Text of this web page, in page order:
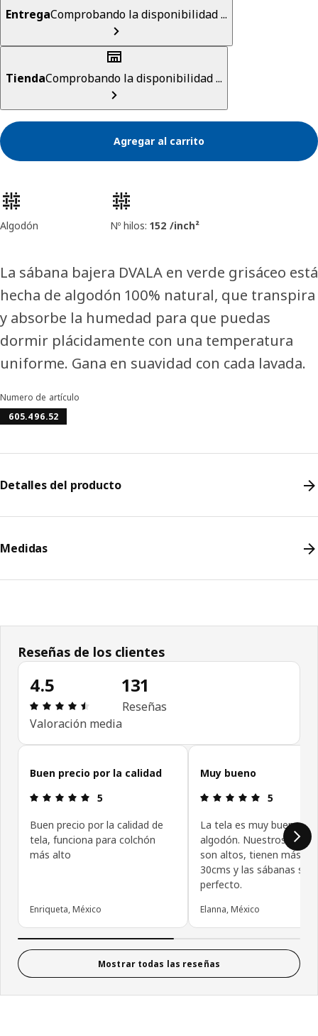
EntregaComprobando la disponibilidad ...
TiendaComprobando la disponibilidad ...
Agregar al carrito
Características del producto
Algodón Nº hilos: 152 /inch²
La sábana bajera DVALA en verde grisáceo está
hecha de algodón 100% natural, que transpira
y absorbe la humedad para que puedas
dormir plácidamente con una temperatura
uniforme. Gana en suavidad con cada lavada.
Numero de artículo
605.496.52
Detalles del producto
Medidas
Reseñas de los clientes
4.5
Revisión: 4.5 fuera de 5 estrellas. Revisiones
Valoración media
131
Reseñas
Omitir reseñas de clientes
Buen precio por la calidad
Revisión: 5 fuera de 5 estrellas.
5
Buen precio por la calidad de
tela, funciona para colchón
más alto
Enriqueta, México
Muy bueno
Revisión:
5
La tela es muy buena. Es
algodón. Nuestros
son altos, tienen más de
30cms y las sábanas
perfecto.
Elanna, México
Mostrar todas las reseñas